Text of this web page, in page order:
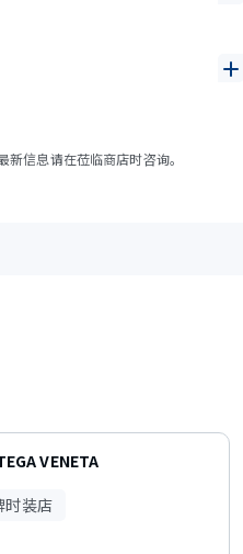
信息请在莅临商店时咨询。
VENETA
时装店